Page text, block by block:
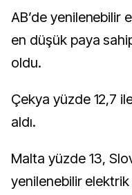
AB’de yenilenebilir
en düşük paya
oldu.
Çekya yüzde 12,7
aldı.
Malta yüzde 13,
yenilenebilir elektrik